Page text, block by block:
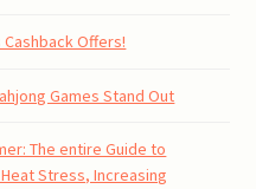
Cashback Offers!
Games Stand Out
The entire Guide to
Stress, Increasing